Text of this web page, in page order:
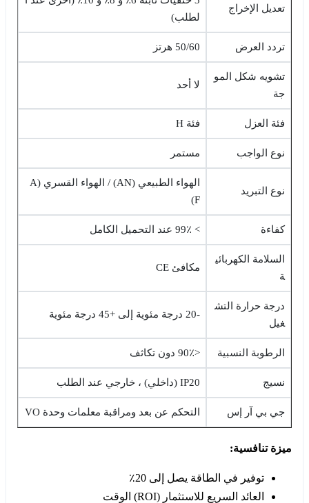
تعديل الإخراج
لطلب)
تردد العرض 50/60 هرتز
تشويه شكل المو
جة
لا أحد
فئة العزل فئة H
نوع الواجب مستمر
نوع التبريد
الهواء الطبيعي (AN) / الهواء القسري (A
F)
كفاءة > 99٪ عند التحميل الكامل
السلامة الكهربائي
ة
مكافئ CE
درجة حرارة التش
غيل
-20 درجة مئوية إلى +45 درجة مئوية
الرطوبة النسبية <90٪ دون تكاثف
نسيج IP20 (داخلي) ، خارجي عند الطلب
جي بي آر إس التحكم عن بعد ومراقبة معلمات وحدة VO
ميزة تنافسية:
توفير في الطاقة يصل إلى 20٪
العائد السريع للاستثمار (ROI) الوقت